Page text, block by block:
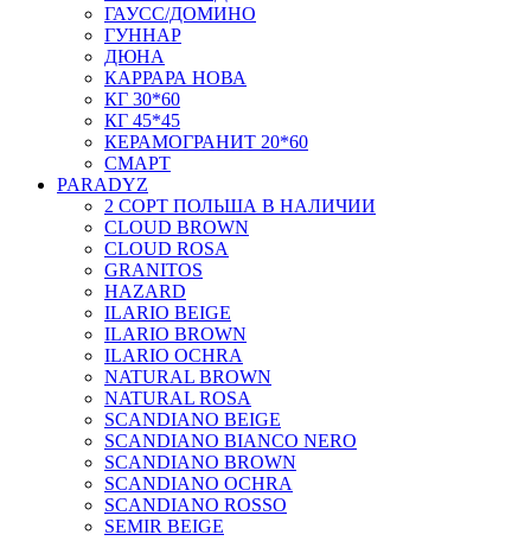
ГАУСС/ДОМИНО
ГУННАР
ДЮНА
КАРРАРА НОВА
КГ 30*60
КГ 45*45
КЕРАМОГРАНИТ 20*60
СМАРТ
PARADYZ
2 СОРТ ПОЛЬША В НАЛИЧИИ
CLOUD BROWN
CLOUD ROSA
GRANITOS
HAZARD
ILARIO BEIGE
ILARIO BROWN
ILARIO OCHRA
NATURAL BROWN
NATURAL ROSA
SCANDIANO BEIGE
SCANDIANO BIANCO NERO
SCANDIANO BROWN
SCANDIANO OCHRA
SCANDIANO ROSSO
SEMIR BEIGE